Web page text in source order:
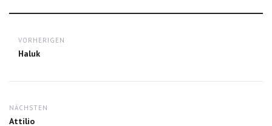
navigation
VORHERIGEN
Previous
Haluk
NÄCHSTEN
Next
Attilio